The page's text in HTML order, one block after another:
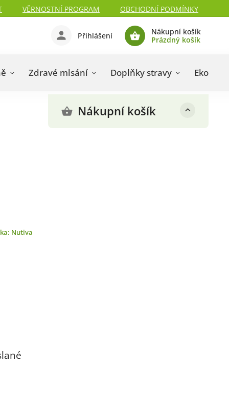
VĚRNOSTNÍ PROGRAM OBCHODNÍ PODMÍNKY
Nákupní košík
Prázdný košík
Přihlášení
Zdravé mlsání Doplňky stravy Eko
Nákupní košík
Nutiva